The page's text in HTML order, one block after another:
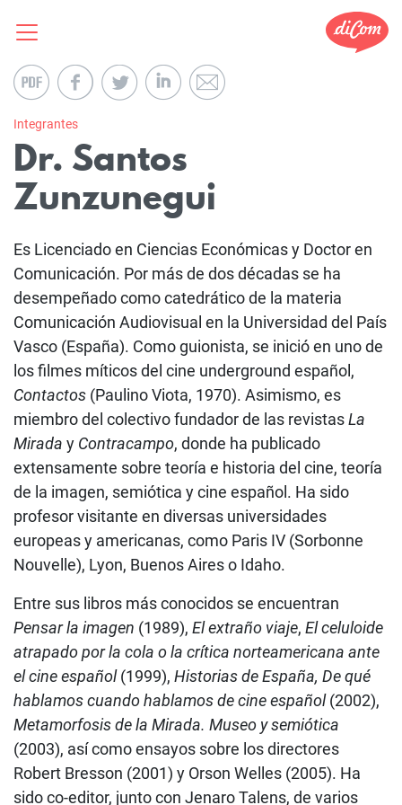
Integrantes
Dr. Santos
Zunzunegui
Es Licenciado en Ciencias Económicas y Doctor en
Comunicación. Por más de dos décadas se ha
desempeñado como catedrático de la materia
Comunicación Audiovisual en la Universidad del País
Vasco (España). Como guionista, se inició en uno de
los filmes míticos del cine underground español,
Contactos (Paulino Viota, 1970). Asimismo, es
miembro del colectivo fundador de las revistasLa
Mirada y Contracampo, donde ha publicado
extensamente sobre teoría e historia del cine, teoría
de la imagen, semiótica y cine español. Ha sido
profesor visitante en diversas universidades
europeas y americanas, como Paris IV (Sorbonne
Nouvelle), Lyon, Buenos Aires o Idaho.
Entre sus libros más conocidos se encuentran
Pensar la imagen (1989), El extraño viaje, El celuloide
atrapado por la cola o la crítica norteamericana ante
el cine español(1999), Historias de España, De qué
hablamos cuando hablamos de cine español(2002),
Metamorfosis de la Mirada. Museo y semiótica
(2003), así como ensayos sobre los directores
Robert Bresson (2001) y Orson Welles (2005). Ha
sido co-editor, junto con Jenaro Talens, de varios